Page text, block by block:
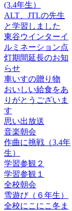
(3.4年生）
ALT、JTLの先生
と学習しました
東谷ウインターイ
ルミネーション点
灯期間延長のお知
らせ
車いすの贈り物
おいしい給食をあ
りがとうございま
す
思い出放送
音楽朝会
作曲に挑戦（3.4年
生）
学習参観２
学習参観１
全校朝会
雪遊び（６年生）
全校にこにこ冬ま